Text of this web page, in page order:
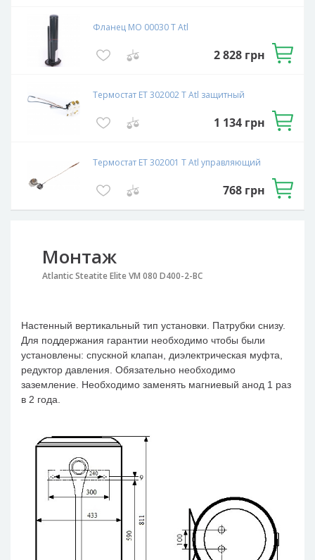
Фланец МО 00030 Т Atl
2 828грн
Термостат ET 302002 T Atl защитный
1 134грн
Термостат ET 302001 T Atl управляющий
768грн
Монтаж
Atlantic Steatite Elite VM 080 D400-2-BC
Настенный вертикальный тип установки. Патрубки снизу.
Для поддержания гарантии необходимо чтобы были
установлены: спускной клапан, диэлектрическая муфта,
редуктор давления. Обязательно необходимо
заземление. Необходимо заменять магниевый анод 1 раз
в 2 года.